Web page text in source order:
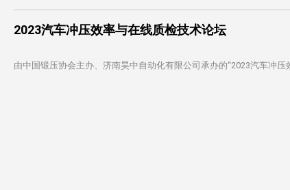
2023汽车冲压效率与在线质检技术论坛
由中国锻压协会主办、济南昊中自动化有限公司承办的“2023汽车冲压